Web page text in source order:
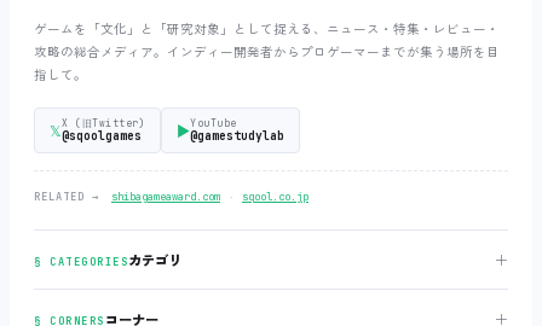
ゲームを「文化」と「研究対象」として捉える、ニュース・特集・レビュー・
攻略の総合メディア。インディー開発者からプロゲーマーまでが集う場所を目
指して。
𝕏X (旧Twitter)
@sqoolgames ▶YouTube
@gamestudylab
RELATED → shibagameaward.com ‧ sqool.co.jp
§ CATEGORIESカテゴリ ＋
§ CORNERS コーナー ＋